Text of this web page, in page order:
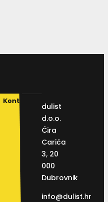
Kontakt
dulist
d.o.o.
Ćira
Carića
3, 20
000
Dubrovnik
info@dulist.hr